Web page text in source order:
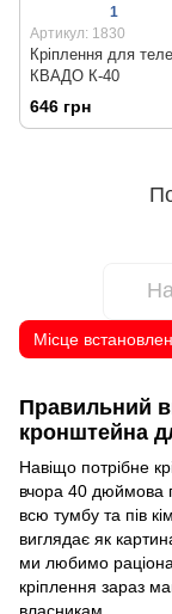
1
Артикул: 1830
Кріплення для
КВАДО К-40
646 грн
Правильний
кронштейна
Навіщо потрібне
вчора 40 дюймова
всю тумбу та пів
виглядає як
ми любимо
кріплення зараз
Місце